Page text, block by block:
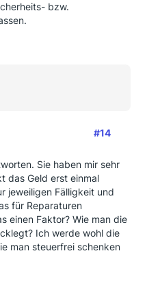
bzw.
#14
Sie haben mir sehr
das Geld erst einmal
jeweiligen Fälligkeit und
für Reparaturen
einen Faktor? Wie man die
Ich werde wohl die
man steuerfrei schenken